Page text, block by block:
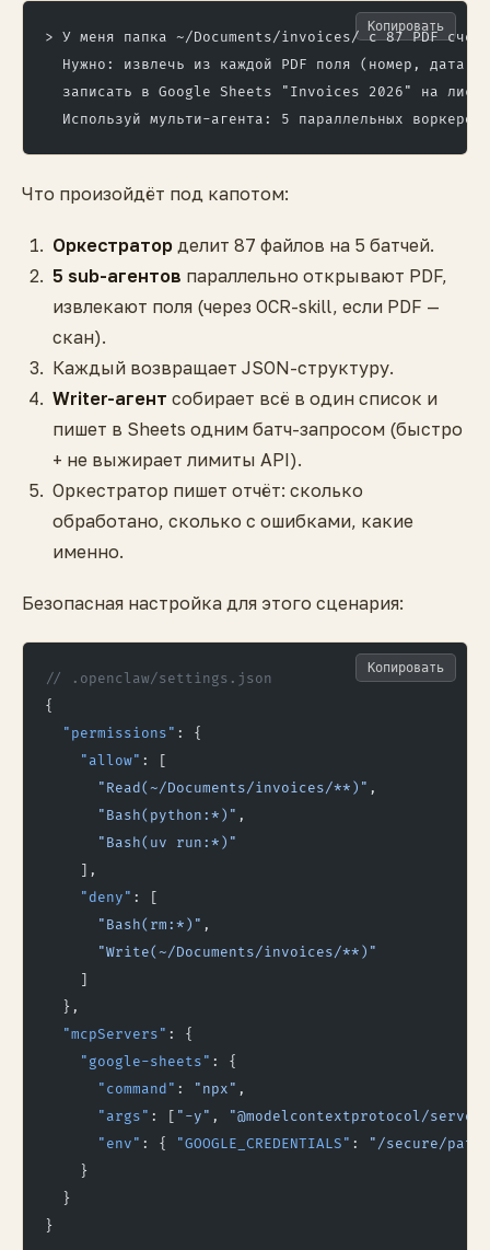
> У меня папка ~/Documents/invoices/ с 87 PDF счёт-
Нужно: извлечь из каждой PDF поля (номер, дата,
записать в Google Sheets "Invoices 2026" на лист
Используй мульти-агента: 5 параллельных
Копировать
Что произойдёт под капотом:
Оркестратор делит 87 файлов на 5 батчей.
5 sub-агентов параллельно открывают PDF,
извлекают поля (через OCR-skill, если PDF —
скан).
Каждый возвращает JSON-структуру.
Writer-агент собирает всё в один список и
пишет в Sheets одним батч-запросом (быстро
+ не выжирает лимиты API).
Оркестратор пишет отчёт: сколько
обработано, сколько с ошибками, какие
именно.
Безопасная настройка для этого сценария:
// .openclaw/settings.json
{
  "permissions"
: {
    "allow"
: [
      "Read(~/Documents/invoices/**)"
,
      "Bash(python:*)"
,
      "Bash(uv run:*)"
    ],
    "deny"
: [
      "Bash(rm:*)"
,
      "Write(~/Documents/invoices/**)"
  },
  "mcpServers"
: {
    "google-sheets"
: {
      "command"
: "npx" ,
      "args"
: [ "-y" ,
"@modelcontextprotocol/
      "env"
: { "GOOGLE_CREDENTIALS" :
"/secure/
    }
  }
}
Копировать